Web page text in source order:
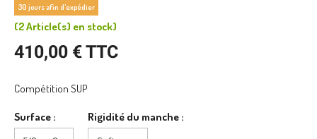
30 jours afin d'expédier
(2 Article(s) en stock)
410,00 € TTC
Compétition SUP
Surface :
Rigidité du manche :